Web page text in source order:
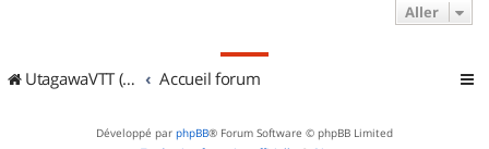
Aller
UtagawaVTT (Randos VTT et VTTAE avec traces GPS) Accueil forum
Développé par phpBB® Forum Software © phpBB Limited